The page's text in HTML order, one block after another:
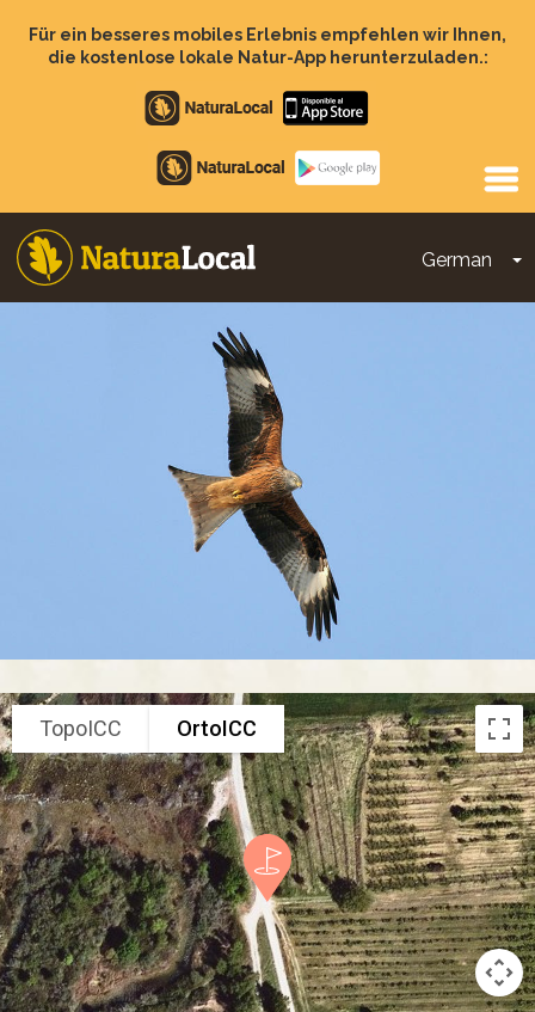
zumFür ein besseres mobiles Erlebnis empfehlen wir Ihnen,
die kostenlose lokale Natur-App herunterzuladen.:
Apple
store
Google
Play
German
Main
TopoICC OrtoICC